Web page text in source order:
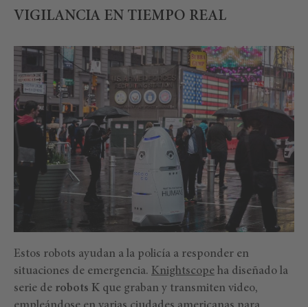
VIGILANCIA EN TIEMPO REAL
Estos robots ayudan a la policía a responder en
situaciones de emergencia. Knightscope ha diseñado la
serie de robots K que graban y transmiten video,